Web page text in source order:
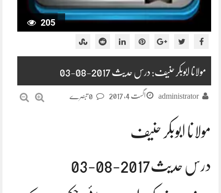
205
مولانا ابوبکر حنیف: درس حدیث 2017-08-03
administrator اگست 4, 2017
مولانا ابوبکر حنیف
درس حدیث2017-08-03